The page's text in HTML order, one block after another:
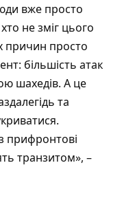
вже просто
не зміг цього
причин просто
більшість атак
шахедів. А це
та
прифронтові
транзитом», –